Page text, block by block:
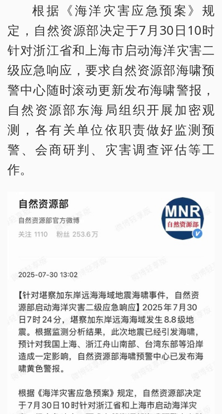
根据《海洋灾害应急预案》规
定，自然资源部决定于7月30日10时
针对浙江省和上海市启动海洋灾害二
级应急响应，要求自然资源部海啸预
警中心随时滚动更新发布海啸警报，
自然资源部东海局组织开展加密观
测，各有关单位依职责做好监测预
警、会商研判、灾害调查评估等工
作。